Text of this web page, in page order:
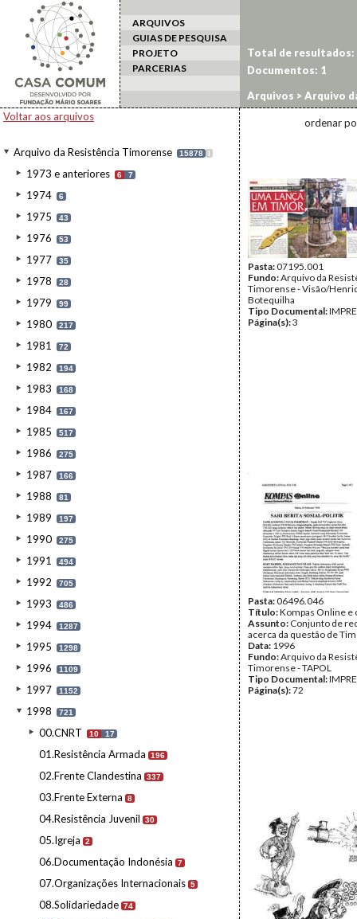
ARQUIVOS
GUIAS DE PESQUISA
PROJETO
PARCERIAS
Voltar aos arquivos
Arquivo da Resistência Timorense 15878 I
1973 e anteriores 6 7
1974 6
1975 43
1976 53
1977 35
1978 28
1979 99
1980 217
1981 72
1982 194
1983 168
1984 167
1985 517
1986 275
1987 166
1988 81
1989 197
1990 275
1991 494
1992 705
1993 486
1994 1287
1995 1298
1996 1109
1997 1152
1998 721
00.CNRT 10 17
01.Resistência Armada 196
02.Frente Clandestina 337
03.Frente Externa 8
04.Resistência Juvenil 30
05.Igreja 2
06.Documentação Indonésia 7
07.Organizações Internacionais 5
08.Solidariedade 74
Total de resultados:
Documentos: 1
Arquivos >Arquivo
ordenar
Pasta:07195.001
Fundo:Arquivo da
Timorense - Visão/
Botequilha
Tipo Documental:
Página(s):3
Pasta:06496.046
Título:Kompas Online e
Assunto: Conjunto de
acerca da questão de
Data: 1996
Fundo:Arquivo da
Timorense - TAPOL
Tipo Documental:
Página(s):72